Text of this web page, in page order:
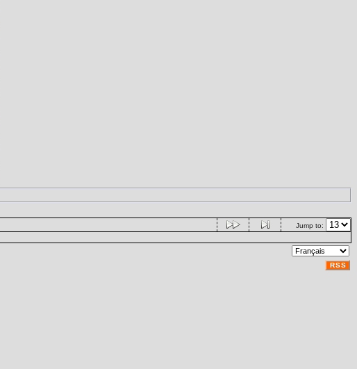
Jump to:
RSS